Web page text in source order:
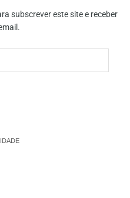
subscrever este site e receber